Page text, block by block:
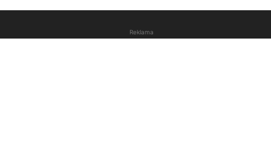
Reklama